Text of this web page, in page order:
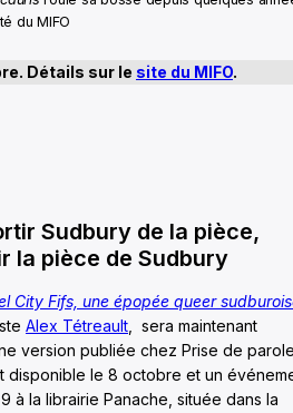
du MIFO
Détails sur le site du MIFO.
Sudbury de la pièce,
la pièce de Sudbury
City Fifs, une épopée queer
Alex Tétreault
sera maintenant
version publiée chez Prise de
disponible le 8 octobre et un
à la librairie Panache, située dans la